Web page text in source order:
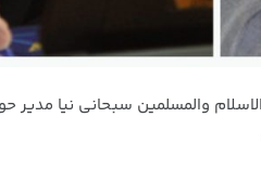
والمسلمین سبحانی نیا